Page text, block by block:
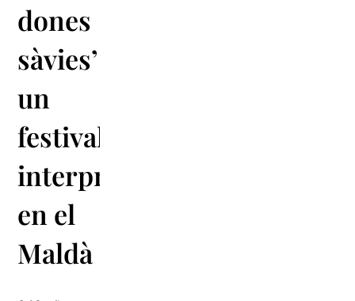
dones
sàvies’
un
festival
interpretativo
en el
Maldà